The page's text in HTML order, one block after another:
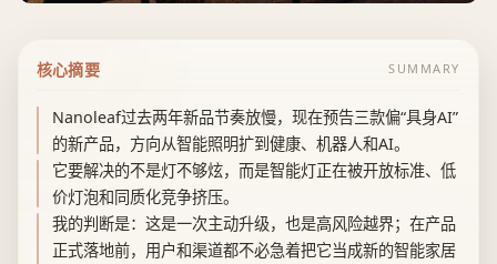
核心摘要 SUMMARY
Nanoleaf过去两年新品节奏放慢，现在预告三款偏“具身AI”
的新产品，方向从智能照明扩到健康、机器人和AI。
它要解决的不是灯不够炫，而是智能灯正在被开放标准、低
价灯泡和同质化竞争挤压。
我的判断是：这是一次主动升级，也是高风险越界；在产品
正式落地前，用户和渠道都不必急着把它当成新的智能家居